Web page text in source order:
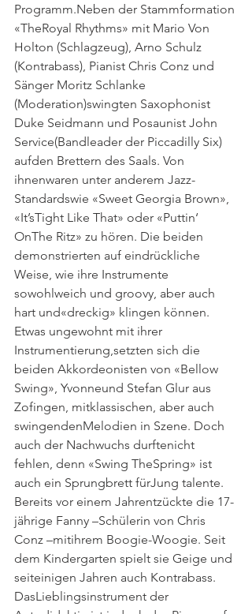
Programm.Neben der Stammformation
«TheRoyal Rhythms» mit Mario Von
Holton (Schlagzeug), Arno Schulz
(Kontrabass), Pianist Chris Conz und
Sänger Moritz Schlanke
(Moderation)swingten Saxophonist
Duke Seidmann und Posaunist John
Service(Bandleader der Piccadilly Six)
aufden Brettern des Saals. Von
ihnenwaren unter anderem Jazz-
Standardswie «Sweet Georgia Brown»,
«It’sTight Like That» oder «Puttin‘
OnThe Ritz» zu hören. Die beiden
demonstrierten auf eindrückliche
Weise, wie ihre Instrumente
sowohlweich und groovy, aber auch
hart und«dreckig» klingen können.
Etwas ungewohnt mit ihrer
Instrumentierung,setzten sich die
beiden Akkordeonisten von «Bellow
Swing», Yvonneund Stefan Glur aus
Zofingen, mitklassischen, aber auch
swingendenMelodien in Szene. Doch
auch der Nachwuchs durftenicht
fehlen, denn «Swing TheSpring» ist
auch ein Sprungbrett fürJung talente.
Bereits vor einem Jahrentzückte die 17-
jährige Fanny –Schülerin von Chris
Conz –mitihrem Boogie-Woogie. Seit
dem Kindergarten spielt sie Geige und
seiteinigen Jahren auch Kontrabass.
DasLieblingsinstrument der